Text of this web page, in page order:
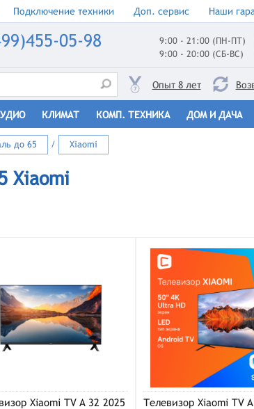
Подключение техники Доп. сервис Наши
05-98
9:00 - 21:00 (ПН-ПТ)
9:00 - 20:00 (СБ-ВС)
Опыт 8 лет
КЛИМАТ КОМП. ТЕХНИКА ДОМ И ДАЧА
до 65 / Xiaomi
Xiaomi
Xiaomi TV A 32 2025
Телевизор Xiaomi TV